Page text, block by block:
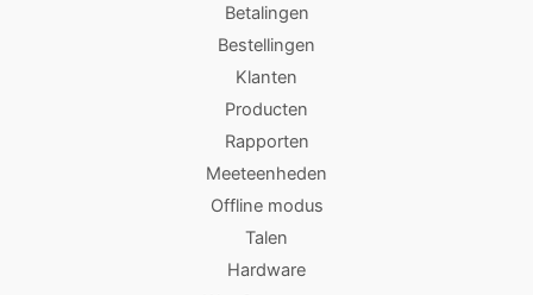
Betalingen
Bestellingen
Klanten
Producten
Rapporten
Meeteenheden
Offline modus
Talen
Hardware